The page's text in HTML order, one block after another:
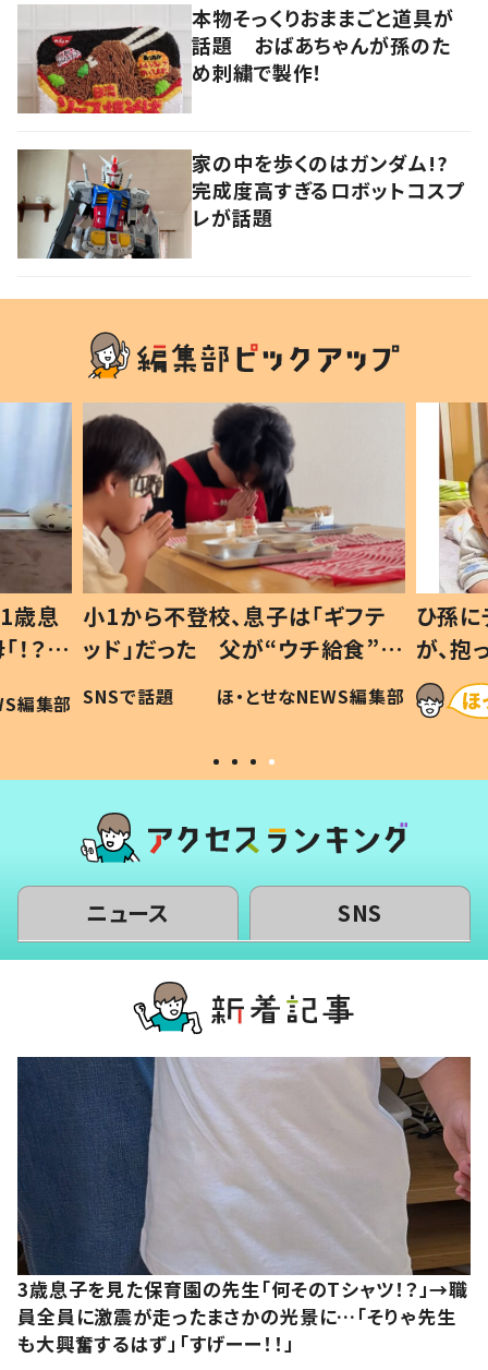
本物そっくりおままごと道具が
話題 おばあちゃんが孫のた
め刺繍で製作！
家の中を歩くのはガンダム!?
完成度高すぎるロボットコスプ
レが話題
歳息
？」
編集部
小1から不登校、息子は「ギフテ
ッド」だった 父が“ウチ給食”を
作り続ける理由とは #令和の親
#令和の子
SNSで話題 ほ・とせなNEWS編集部
ひ孫
が、
「涙が
い」
ニュース SNS
3歳息子を見た保育園の先生「何そのTシャツ！？」→職
員全員に激震が走ったまさかの光景に…「そりゃ先生
も大興奮するはず」「すげーー！！」